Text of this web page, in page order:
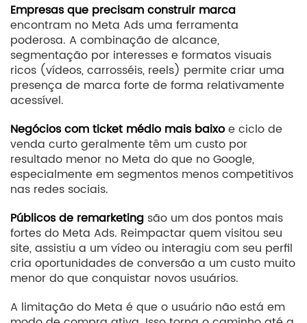
Empresas que precisam construir marca
encontram no Meta Ads uma ferramenta
poderosa. A combinação de alcance,
segmentação por interesses e formatos visuais
ricos (vídeos, carrosséis, reels) permite criar uma
presença de marca forte de forma relativamente
acessível.
Negócios com ticket médio mais baixoe ciclo de
venda curto geralmente têm um custo por
resultado menor no Meta do que no Google,
especialmente em segmentos menos competitivos
nas redes sociais.
Públicos de remarketing são um dos pontos mais
fortes do Meta Ads. Reimpactar quem visitou seu
site, assistiu a um vídeo ou interagiu com seu perfil
cria oportunidades de conversão a um custo muito
menor do que conquistar novos usuários.
A limitação do Meta é que o usuário não está em